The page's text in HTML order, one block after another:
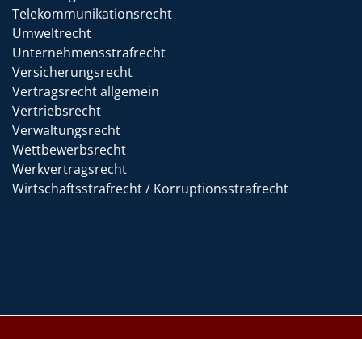
Telekommunikationsrecht
Umweltrecht
Unternehmensstrafrecht
Versicherungsrecht
Vertragsrecht allgemein
Vertriebsrecht
Verwaltungsrecht
Wettbewerbsrecht
Werkvertragsrecht
Wirtschaftsstrafrecht / Korruptionsstrafrecht